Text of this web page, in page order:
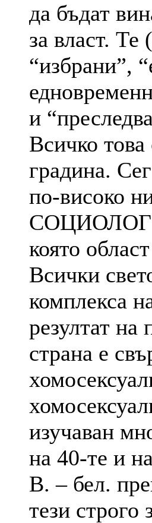
да бъдат
за власт. Те
“избрани”,
и
Всичко това
градина.
по-високо
която
Всички
комплекса
резултат на
страна е
изучаван
на 40-те и
В. – бел.
тези строго